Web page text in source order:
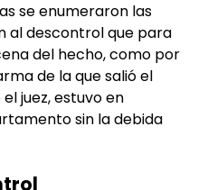
se enumeraron las
al descontrol que para
del hecho, como por
de la que salió el
juez, estuvo en
sin la debida